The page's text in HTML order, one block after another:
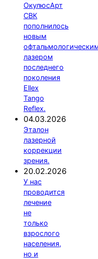
ОкулюсАрт
СВК
пополнилось
новым
лазером
последнего
поколения
Ellex
Tango
Reflex.
04.03.2026
Эталон
лазерной
коррекции
зрения.
20.02.2026
У нас
проводится
лечение
не
только
взрослого
населения,
но и